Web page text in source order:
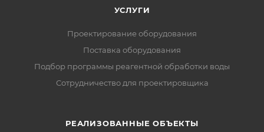
УСЛУГИ
Проектирование оборудования
Поставка оборудования
Подбор программы реагентной обработки воды
Сотрудничество для проектировщика
РЕАЛИЗОВАННЫЕ ОБЪЕКТЫ